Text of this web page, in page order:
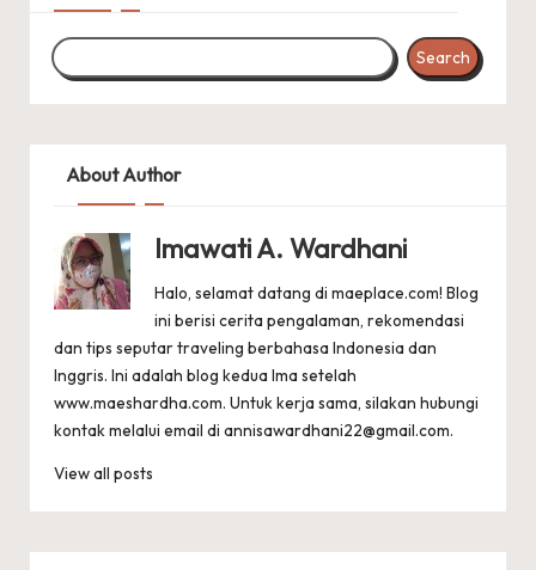
Search
About Author
Imawati A. Wardhani
Halo, selamat datang di maeplace.com! Blog
ini berisi cerita pengalaman, rekomendasi
dan tips seputar traveling berbahasa Indonesia dan
Inggris. Ini adalah blog kedua Ima setelah
www.maeshardha.com. Untuk kerja sama, silakan hubungi
kontak melalui email di annisawardhani22@gmail.com.
View all posts